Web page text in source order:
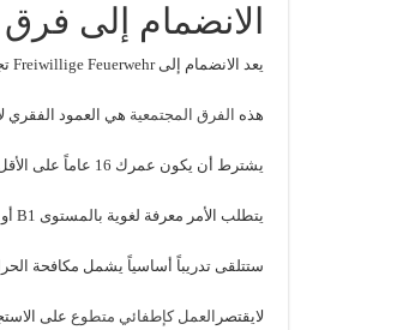
الانضمام إلى
يعد الانضمام إلى Freiwillige Feuerwehr تجربة فريدة تجمع بين المسؤولية والتحدي والمجتمع.
هذه الفرق المجتمعية هي العمود الفقري
يشترط أن يكون عمرك 16 عاماً على الأقل وأن تتمتع بلياقة بدنية جيدة.
يتطلب الأمر معرفة لغوية بالمستوى B1 أو أعلى للتعامل في المواقف الطارئة.
ستتلقى تدريباً أساسياً يشمل مكافحة
لايقتصر العمل كإطفائي متطوع على